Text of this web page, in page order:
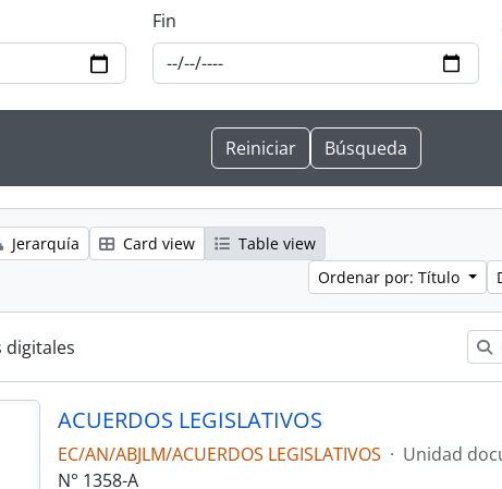
Fin
Jerarquía Card view
Table view
Ordenar por: Título
digitales
ACUERDOS LEGISLATIVOS
EC/AN/ABJLM/ACUERDOS LEGISLATIVOS · Unidad
N° 1358-A